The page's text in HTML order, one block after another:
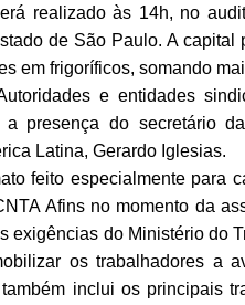
realizado às 14h, no
de São Paulo. A capital
em frigoríficos, somando
e entidades
a presença do secretário
Latina, Gerardo Iglesias.
feito especialmente para
Afins no momento da
exigências do Ministério do
os trabalhadores a
inclui os principais